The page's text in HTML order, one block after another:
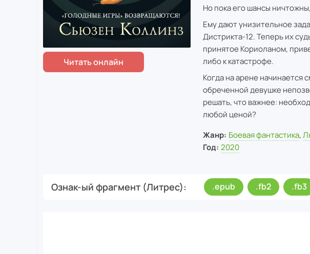
Но пока его шансы
Ему дают унизительное
Дистрикта-12. Теперь их
принятое Кориоланом,
либо к катастрофе.
Когда на арене начинается
обреченной девушке
решать, что важнее:
любой ценой?
Жанр: Боевая фантастика,
Год: 2020
Ознак-ый фрагмент (Литрес) .epub .fb2 .fb3